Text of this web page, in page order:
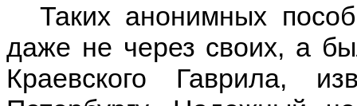
Таких анонимных
даже не через своих, а
Краевского Гаврила,